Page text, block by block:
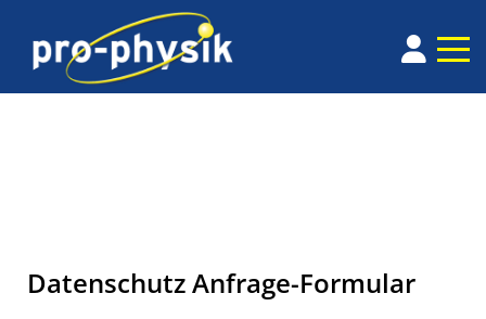
Datenschutz Anfrage-Formular